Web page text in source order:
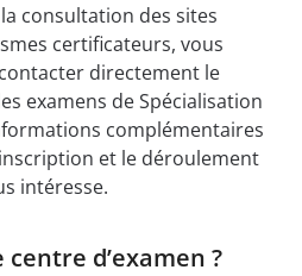
consultation des sites
certificateurs, vous
directement le
examens de Spécialisation
complémentaires
et le déroulement
intéresse.
d’examen ?